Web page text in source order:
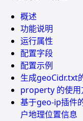
概述
功能说明
运行属性
配置字段
配置示例
生成geoCidr.txt
property 的使用
基于geo-ip插件
户地理位置信息